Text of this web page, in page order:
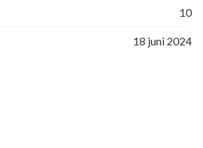
10
18 juni 2024